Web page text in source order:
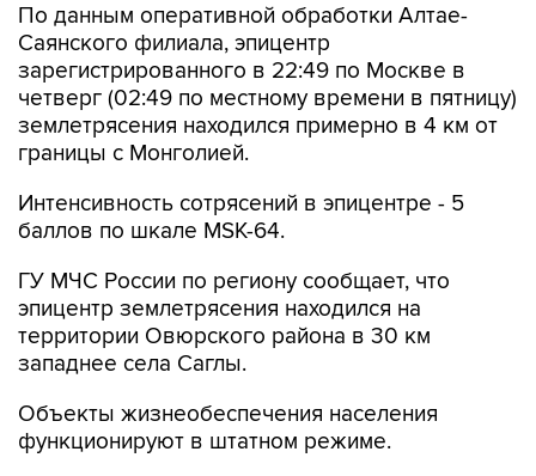
По данным оперативной обработки Алтае-
Саянского филиала, эпицентр
зарегистрированного в 22:49 по Москве в
четверг (02:49 по местному времени в пятницу)
землетрясения находился примерно в 4 км от
границы с Монголией.
Интенсивность сотрясений в эпицентре - 5
баллов по шкале MSK-64.
ГУ МЧС России по региону сообщает, что
эпицентр землетрясения находился на
территории Овюрского района в 30 км
западнее села Саглы.
Объекты жизнеобеспечения населения
функционируют в штатном режиме.